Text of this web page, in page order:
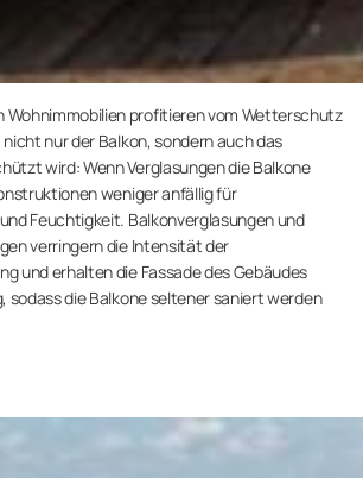
Wohnimmobilien profitieren vom Wetterschutz
nur der Balkon, sondern auch das
wird: Wenn Verglasungen die Balkone
weniger anfällig für
Feuchtigkeit. Balkonverglasungen und
verringern die Intensität der
und erhalten die Fassade des Gebäudes
sodass die Balkone seltener saniert werden